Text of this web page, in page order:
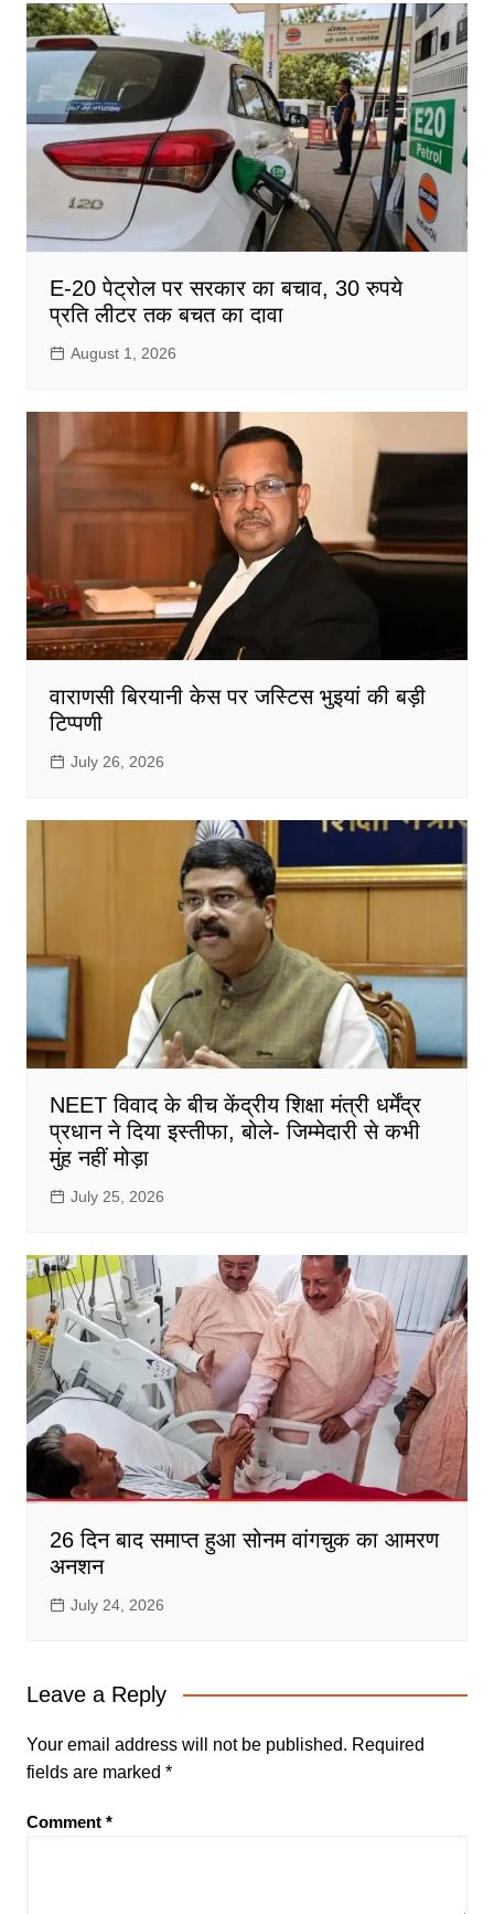
E-20 पेट्रोल पर सरकार का बचाव, 30 रुपये
प्रति लीटर तक बचत का दावा
August 1, 2026
वाराणसी बिरयानी केस पर जस्टिस भुइयां की बड़ी
टिप्पणी
July 26, 2026
NEET विवाद के बीच केंद्रीय शिक्षा मंत्री धर्मेंद्र
प्रधान ने दिया इस्तीफा, बोले- जिम्मेदारी से कभी
मुंह नहीं मोड़ा
July 25, 2026
26 दिन बाद समाप्त हुआ सोनम वांगचुक का आमरण
अनशन
July 24, 2026
Leave a Reply
Your email address will not be published. Required
fields are marked *
Comment *